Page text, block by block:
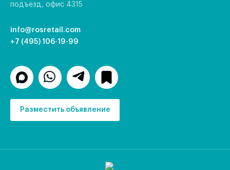
подъезд, офис 4315
info@rosretail.com
+7 (495) 106-19-99
Разместить объявление